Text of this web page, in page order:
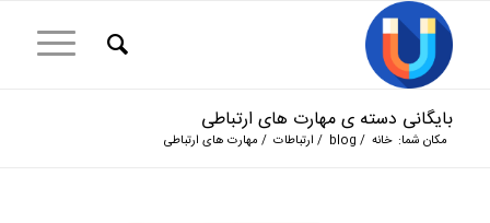
بایگانی دسته ی مهارت های ارتباطی
مکان شما: خانه /
blog
/ ارتباطات / مهارت های ارتباطی